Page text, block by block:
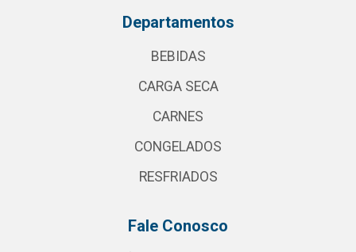
Departamentos
BEBIDAS
CARGA SECA
CARNES
CONGELADOS
RESFRIADOS
Fale Conosco